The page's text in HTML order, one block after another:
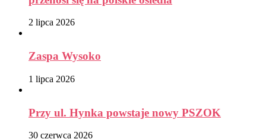
2 lipca 2026
Zaspa Wysoko
1 lipca 2026
Przy ul. Hynka powstaje nowy PSZOK
30 czerwca 2026